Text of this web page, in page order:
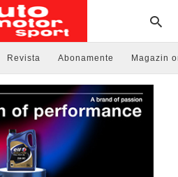
Revista Abonamente Magazin